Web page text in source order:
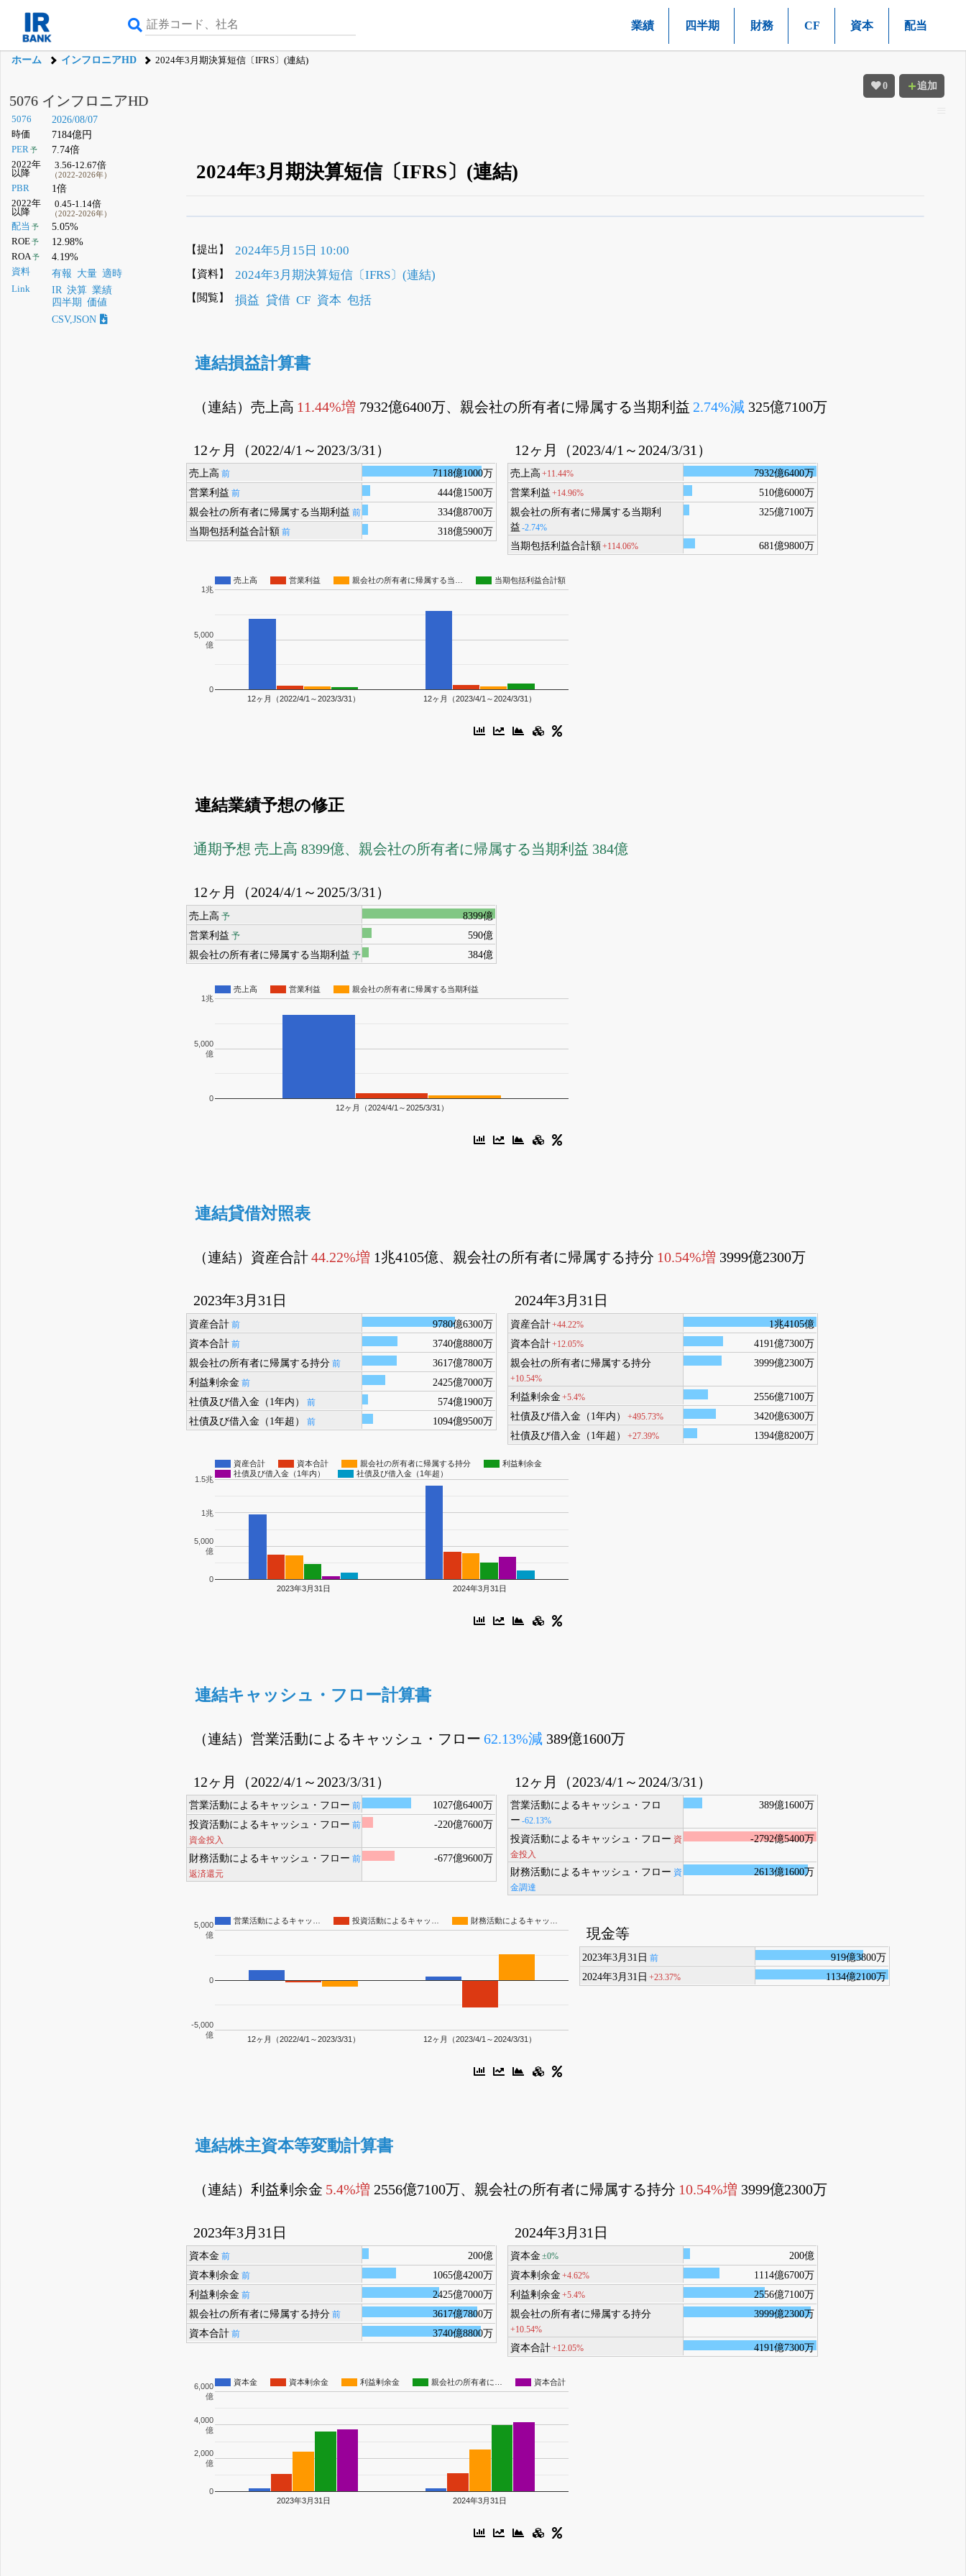
業績 四半期 財務 CF 資本 配当
ホーム インフロニアHD 2024年3月期決算短信〔IFRS〕(連結)
0 追加
5076 インフロニアHD
5076 2026/08/07
時価 7184億円
PER予 7.74倍
2022年
以降
3.56-12.67倍
（2022-2026年）
PBR 1倍
2022年
以降
0.45-1.14倍
（2022-2026年）
配当 予 5.05%
ROE予 12.98%
ROA予 4.19%
資料 有報 大量 適時
Link IR 決算 業績
四半期
価値
CSV,JSON
2024年3月期決算短信〔IFRS〕(連結)
無料でβ版をはじめる
登録すると永久30%OFFと米株版の先行利用も付きます
【提出】 2024年5月15日 10:00
【資料】 2024年3月期決算短信〔IFRS〕(連結)
【閲覧】 損益 貸借 CF 資本 包括
連結損益計算書
（連結）売上高 11.44%増 7932億6400万、親会社の所有者に帰属する当期利益 2.74%減 325億7100万
12ヶ月（2022/4/1～2023/3/31）
売上高 前
7118億1000万
営業利益 前
444億1500万
親会社の所有者に帰属する当期利益 前
334億8700万
当期包括利益合計額 前 318億5900万
12ヶ月（2023/4/1～2024/3/31）
売上高 +11.44%
7932億6400万
営業利益 +14.96%
510億6000万
親会社の所有者に帰属する当期利
益 -2.74%
325億7100万
当期包括利益合計額+114.06% 681億9800万
売上高 営業利益 親会社の所有者に帰属する当… 当期包括利益合計額
12ヶ月（2022/4/1～2023/3/31） 12ヶ月（2023/4/1～2024/3/31）
0
5,000
億
1兆
連結業績予想の修正
通期予想 売上高 8399億、親会社の所有者に帰属する当期利益 384億
12ヶ月（2024/4/1～2025/3/31）
売上高 予
8399億
営業利益 予
590億
親会社の所有者に帰属する当期利益 予 384億
売上高 営業利益 親会社の所有者に帰属する当期利益
12ヶ月（2024/4/1～2025/3/31）
0
5,000
億
1兆
連結貸借対照表
（連結）資産合計44.22%増 1兆4105億、親会社の所有者に帰属する持分 10.54%増 3999億2300万
2023年3月31日
資産合計 前
9780億6300万
資本合計 前
3740億8800万
親会社の所有者に帰属する持分 前
3617億7800万
利益剰余金 前
2425億7000万
社債及び借入金（1年内）
前
574億1900万
社債及び借入金（1年超）
前 1094億9500万
2024年3月31日
資産合計+44.22%
1兆4105億
資本合計+12.05%
4191億7300万
親会社の所有者に帰属する持分
+10.54%
3999億2300万
利益剰余金 +5.4%
2556億7100万
社債及び借入金（1年内）
+495.73%
3420億6300万
社債及び借入金（1年超）
+27.39% 1394億8200万
資産合計 資本合計 親会社の所有者に帰属する持分
利益剰余金
社債及び借入金（1年内）
社債及び借入金（1年超）
2023年3月31日 2024年3月31日
0
5,000
億
1兆
1.5兆
連結キャッシュ・フロー計算書
（連結）営業活動によるキャッシュ・フロー 62.13%減 389億1600万
12ヶ月（2022/4/1～2023/3/31）
営業活動によるキャッシュ・フロー 前
1027億6400万
投資活動によるキャッシュ・フロー 前
資金投入
-220億7600万
財務活動によるキャッシュ・フロー 前
返済還元
-677億9600万
12ヶ月（2023/4/1～2024/3/31）
営業活動によるキャッシュ・フロ
ー -62.13%
389億1600万
投資活動によるキャッシュ・フロー 資
金投入
-2792億5400万
財務活動によるキャッシュ・フロー 資
金調達
2613億1600万
営業活動によるキャッ… 投資活動によるキャッ… 財務活動によるキャッ…
12ヶ月（2022/4/1～2023/3/31） 12ヶ月（2023/4/1～2024/3/31）
-5,000
億
0
5,000
億
現金等
2023年3月31日 前
919億3800万
2024年3月31日 +23.37% 1134億2100万
連結株主資本等変動計算書
（連結）利益剰余金 5.4%増 2556億7100万、親会社の所有者に帰属する持分 10.54%増 3999億2300万
2023年3月31日
資本金 前
200億
資本剰余金 前
1065億4200万
利益剰余金 前
2425億7000万
親会社の所有者に帰属する持分 前
3617億7800万
資本合計 前 3740億8800万
2024年3月31日
資本金 ±0%
200億
資本剰余金 +4.62%
1114億6700万
利益剰余金 +5.4%
2556億7100万
親会社の所有者に帰属する持分
+10.54%
3999億2300万
資本合計+12.05% 4191億7300万
資本金 資本剰余金 利益剰余金 親会社の所有者に… 資本合計
2023年3月31日 2024年3月31日
0
2,000
億
4,000
億
6,000
億